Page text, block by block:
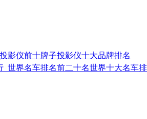
影仪前十牌子投影仪十大品牌排名
_世界名车排名前二十名世界十大名车